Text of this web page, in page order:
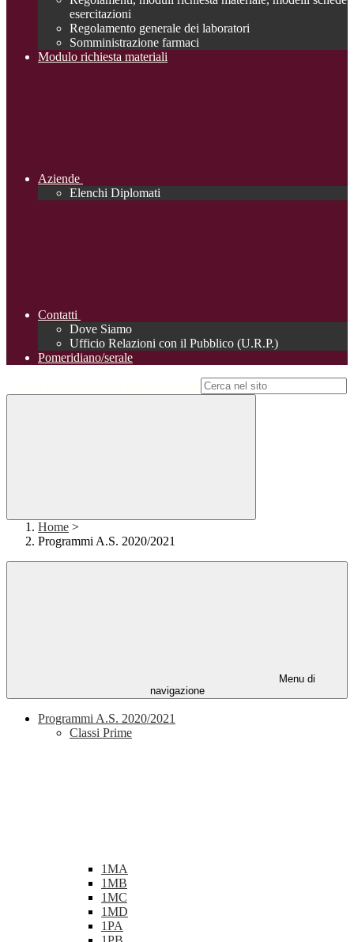
esercitazioni
Regolamento generale dei laboratori
Somministrazione farmaci
Modulo richiesta materiali
Aziende
Elenchi Diplomati
Contatti
Dove Siamo
Ufficio Relazioni con il Pubblico (U.R.P.)
Pomeridiano/serale
Home >
Programmi A.S. 2020/2021
Menu di
navigazione
Programmi A.S. 2020/2021
Classi Prime
1MA
1MB
1MC
1MD
1PA